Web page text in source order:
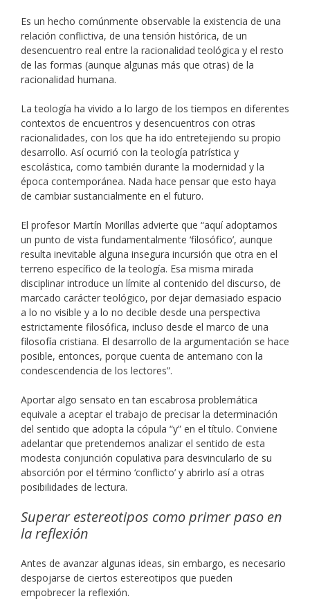
Es un hecho comúnmente observable la existencia de una
relación conflictiva, de una tensión histórica, de un
desencuentro real entre la racionalidad teológica y el resto
de las formas (aunque algunas más que otras) de la
racionalidad humana.
La teología ha vivido a lo largo de los tiempos en diferentes
contextos de encuentros y desencuentros con otras
racionalidades, con los que ha ido entretejiendo su propio
desarrollo. Así ocurrió con la teología patrística y
escolástica, como también durante la modernidad y la
época contemporánea. Nada hace pensar que esto haya
de cambiar sustancialmente en el futuro.
El profesor Martín Morillas advierte que “aquí adoptamos
un punto de vista fundamentalmente ‘filosófico’, aunque
resulta inevitable alguna insegura incursión que otra en el
terreno específico de la teología. Esa misma mirada
disciplinar introduce un límite al contenido del discurso, de
marcado carácter teológico, por dejar demasiado espacio
a lo no visible y a lo no decible desde una perspectiva
estrictamente filosófica, incluso desde el marco de una
filosofía cristiana. El desarrollo de la argumentación se hace
posible, entonces, porque cuenta de antemano con la
condescendencia de los lectores”.
Aportar algo sensato en tan escabrosa problemática
equivale a aceptar el trabajo de precisar la determinación
del sentido que adopta la cópula “y” en el título. Conviene
adelantar que pretendemos analizar el sentido de esta
modesta conjunción copulativa para desvincularlo de su
absorción por el término ‘conflicto’ y abrirlo así a otras
posibilidades de lectura.
Superar estereotipos como primer paso en
la reflexión
Antes de avanzar algunas ideas, sin embargo, es necesario
despojarse de ciertos estereotipos que pueden
empobrecer la reflexión.